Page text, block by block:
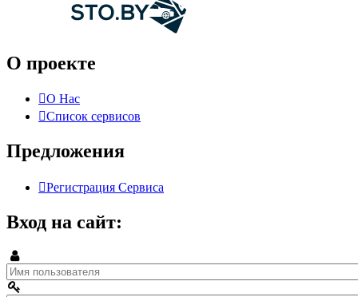
О проекте
О Нас
Список сервисов
Предложения
Регистрация Сервиса
Вход на сайт: